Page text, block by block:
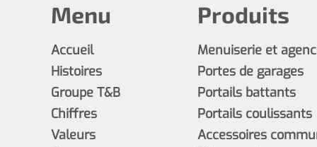
Produits
Menuiserie et
Portes de garages
Portails battants
Portails coulissants
Accessoires
Menu
Accueil
Histoires
Groupe T&B
Chiffres
Valeurs